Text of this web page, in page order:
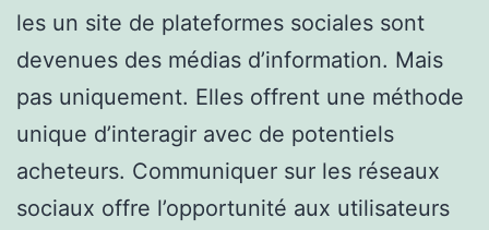
les un site de plateformes sociales sont
devenues des médias d’information. Mais
pas uniquement. Elles offrent une méthode
unique d’interagir avec de potentiels
acheteurs. Communiquer sur les réseaux
sociaux offre l’opportunité aux utilisateurs